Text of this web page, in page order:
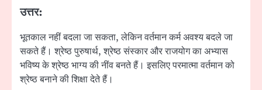
उत्तर:
भूतकाल नहीं बदला जा सकता, लेकिन वर्तमान कर्म अवश्य बदले जा
सकते हैं। श्रेष्ठ पुरुषार्थ, श्रेष्ठ संस्कार और राजयोग का अभ्यास
भविष्य के श्रेष्ठ भाग्य की नींव बनते हैं। इसलिए परमात्मा वर्तमान को
श्रेष्ठ बनाने की शिक्षा देते हैं।